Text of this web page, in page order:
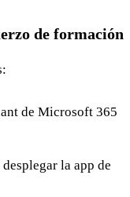
de formación
de Microsoft 365
desplegar la app de